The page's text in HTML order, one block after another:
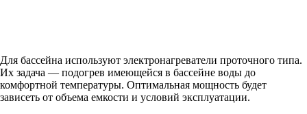
Для бассейна используют электронагреватели проточного типа.
Их задача — подогрев имеющейся в бассейне воды до
комфортной температуры. Оптимальная мощность будет
зависеть от объема емкости и условий эксплуатации.